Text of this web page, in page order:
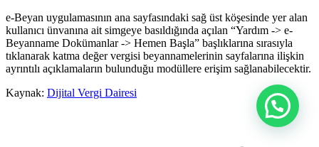
e-Beyan uygulamasının ana sayfasındaki sağ üst köşesinde yer alan
kullanıcı ünvanına ait simgeye basıldığında açılan “Yardım -> e-
Beyanname Dokümanlar -> Hemen Başla” başlıklarına sırasıyla
tıklanarak katma değer vergisi beyannamelerinin sayfalarına ilişkin
ayrıntılı açıklamaların bulunduğu modüllere erişim sağlanabilecektir.
Kaynak: Dijital Vergi Dairesi